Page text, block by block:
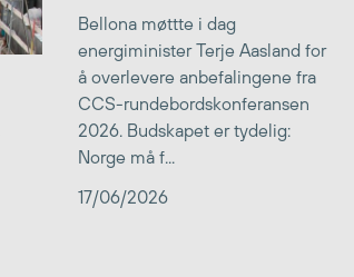
Bellona møttte i dag
energiminister Terje Aasland for
å overlevere anbefalingene fra
CCS-rundebordskonferansen
2026. Budskapet er tydelig:
Norge må f...
17/06/2026